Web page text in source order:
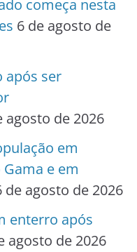
começa nesta
6 de agosto de
após ser
agosto de 2026
em
e em
de agosto de 2026
enterro após
agosto de 2026